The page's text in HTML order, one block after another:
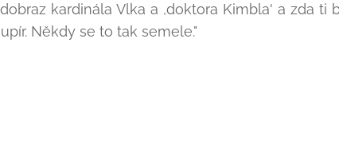
kardinála Vlka a ,doktora Kimbla' a zda ti
Někdy se to tak semele."